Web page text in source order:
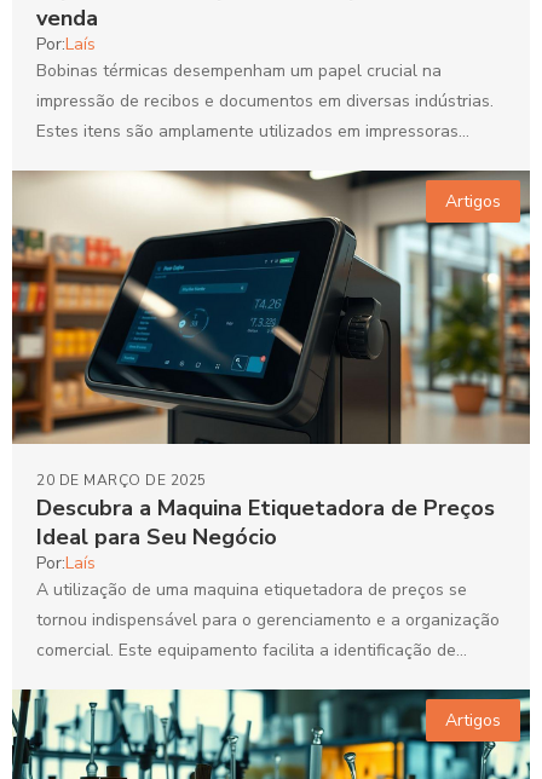
venda
Por:Laís
Bobinas térmicas desempenham um papel crucial na
impressão de recibos e documentos em diversas indústrias.
Estes itens são amplamente utilizados em impressoras
Artigos
Descubra a Maquina Etiquetadora de Preços
Ideal para Seu Negócio
20 DE MARÇO DE 2025
Por:Laís
A utilização de uma maquina etiquetadora de preços se
tornou indispensável para o gerenciamento e a organização
comercial. Este equipamento facilita a identificação de
Artigos